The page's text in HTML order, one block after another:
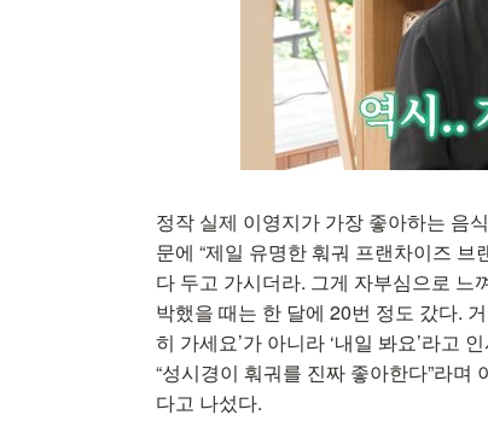
정작 실제 이영지가 가장 좋아하는 음
문에 “제일 유명한 훠궈 프랜차이즈
다 두고 가시더라. 그게 자부심으로 느
박했을 때는 한 달에 20번 정도 갔다.
히 가세요’가 아니라 ‘내일 봐요’라고
“성시경이 훠궈를 진짜 좋아한다”라
다고 나섰다.